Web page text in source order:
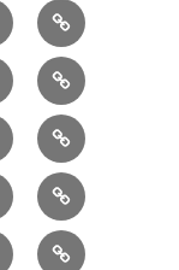
園
バ
ッ
グ
セ
ッ
ト
⑦
リ
ュ
ッ
ク
⑬
ボ
デ
ィ
ー
バ
ッ
⑲
バ
ニ
テ
ィ
ブ
ロ
グ
㉑